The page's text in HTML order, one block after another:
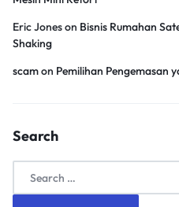
Eric Joneson Bisnis Rumahan
Shaking
scamon Pemilihan Pengemasan
Search